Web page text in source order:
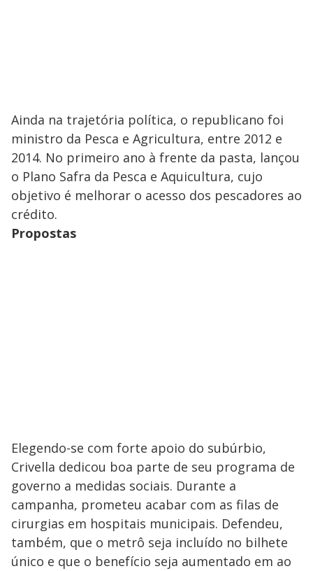
Ainda na trajetória política, o republicano foi
ministro da Pesca e Agricultura, entre 2012 e
2014. No primeiro ano à frente da pasta, lançou
o Plano Safra da Pesca e Aquicultura, cujo
objetivo é melhorar o acesso dos pescadores ao
crédito.
Propostas
Elegendo-se com forte apoio do subúrbio,
Crivella dedicou boa parte de seu programa de
governo a medidas sociais. Durante a
campanha, prometeu acabar com as filas de
cirurgias em hospitais municipais. Defendeu,
também, que o metrô seja incluído no bilhete
único e que o benefício seja aumentado em ao